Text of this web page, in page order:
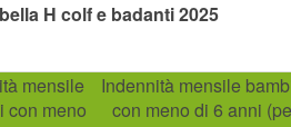
H colf e badanti 2025
mensile
con meno
Indennità mensile
con meno di 6 anni